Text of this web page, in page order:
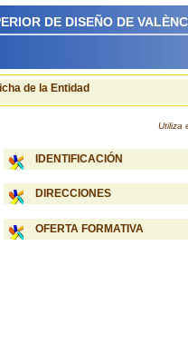
DE DISEÑO DE
de la Entidad
Utiliza
IDENTIFICACIÓN
DIRECCIONES
OFERTA FORMATIVA